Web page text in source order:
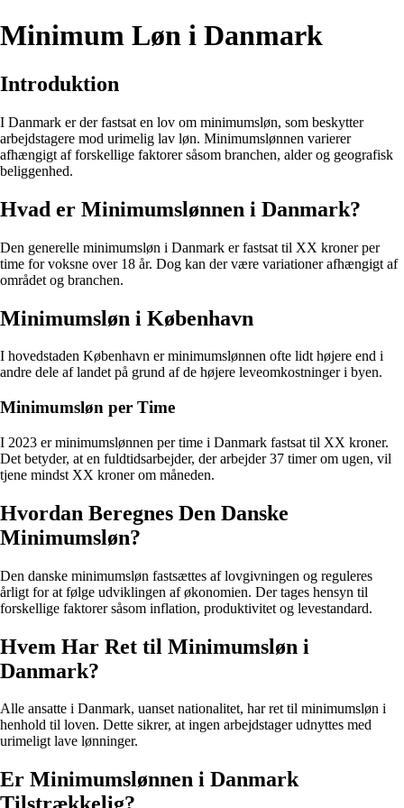
Minimum Løn i Danmark
Introduktion
I Danmark er der fastsat en lov om minimumsløn, som beskytter
arbejdstagere mod urimelig lav løn. Minimumslønnen varierer
afhængigt af forskellige faktorer såsom branchen, alder og geografisk
beliggenhed.
Hvad er Minimumslønnen i Danmark?
Den generelle minimumsløn i Danmark er fastsat til XX kroner per
time for voksne over 18 år. Dog kan der være variationer afhængigt af
området og branchen.
Minimumsløn i København
I hovedstaden København er minimumslønnen ofte lidt højere end i
andre dele af landet på grund af de højere leveomkostninger i byen.
Minimumsløn per Time
I 2023 er minimumslønnen per time i Danmark fastsat til XX kroner.
Det betyder, at en fuldtidsarbejder, der arbejder 37 timer om ugen, vil
tjene mindst XX kroner om måneden.
Hvordan Beregnes Den Danske
Minimumsløn?
Den danske minimumsløn fastsættes af lovgivningen og reguleres
årligt for at følge udviklingen af økonomien. Der tages hensyn til
forskellige faktorer såsom inflation, produktivitet og levestandard.
Hvem Har Ret til Minimumsløn i
Danmark?
Alle ansatte i Danmark, uanset nationalitet, har ret til minimumsløn i
henhold til loven. Dette sikrer, at ingen arbejdstager udnyttes med
urimeligt lave lønninger.
Er Minimumslønnen i Danmark